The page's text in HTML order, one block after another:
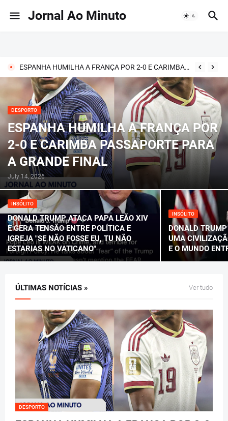
Jornal Ao Minuto
ESPANHA HUMILHA A FRANÇA POR 2-0 E CARIMBA PASSAPORTE PARA A GRANDE FINAL
DESPORTO
ESPANHA HUMILHA A FRANÇA POR
2-0 E CARIMBA PASSAPORTE PARA
A GRANDE FINAL
July 14, 2026
INSÓLITO
DONALD TRUMP ATACA PAPA LEÃO XIV
E GERA TENSÃO ENTRE POLÍTICA E
IGREJA "SE NÃO FOSSE EU, TU NÃO
ESTARIAS NO VATICANO"
INSÓLITO
DONALD
UMA
E O MUNDO
ÚLTIMAS NOTÍCIAS » Ver tudo
DESPORTO